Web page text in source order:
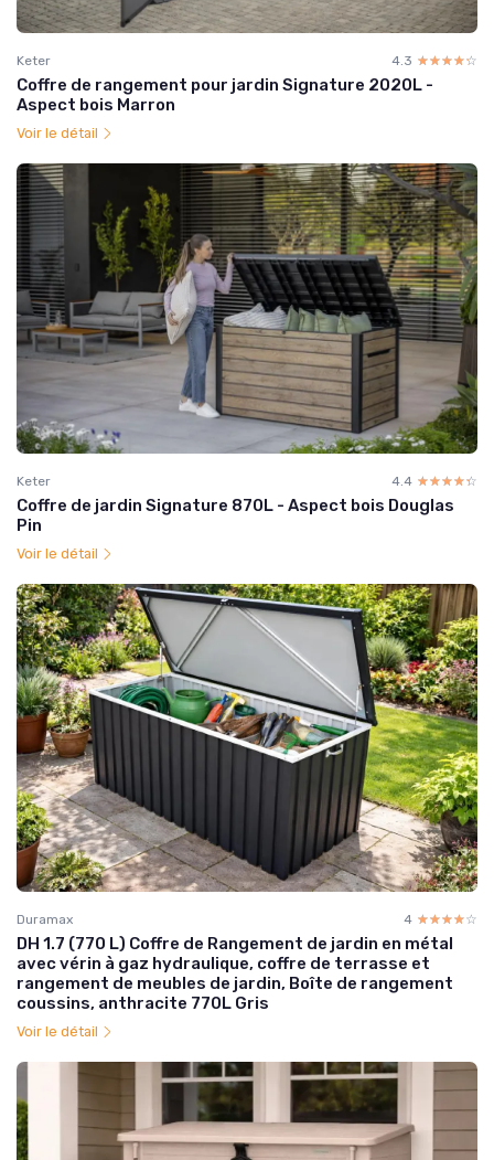
Keter 4.3 ☆☆☆☆☆
★★★★★
Coffre de rangement pour jardin Signature 2020L -
Aspect bois Marron
Voir le détail
Keter 4.4 ☆☆☆☆☆
★★★★★
Coffre de jardin Signature 870L - Aspect bois Douglas
Pin
Voir le détail
Duramax 4 ☆☆☆☆☆
★★★★★
DH 1.7 (770 L) Coffre de Rangement de jardin en métal
avec vérin à gaz hydraulique, coffre de terrasse et
rangement de meubles de jardin, Boîte de rangement
coussins, anthracite 770L Gris
Voir le détail